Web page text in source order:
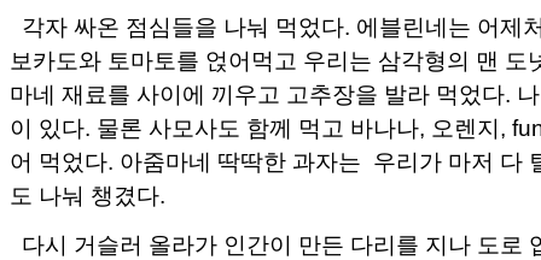
각자 싸온 점심들을 나눠 먹었다. 에블린네는 어제
보카도와 토마토를 얹어먹고 우리는 삼각형의 맨 도
마네 재료를 사이에 끼우고 고추장을 발라 먹었다.
이 있다. 물론 사모사도 함께 먹고 바나나, 오렌지,
어 먹었다. 아줌마네 딱딱한 과자는 우리가 마저 다
도 나눠 챙겼다.
다시 거슬러 올라가 인간이 만든 다리를 지나 도로